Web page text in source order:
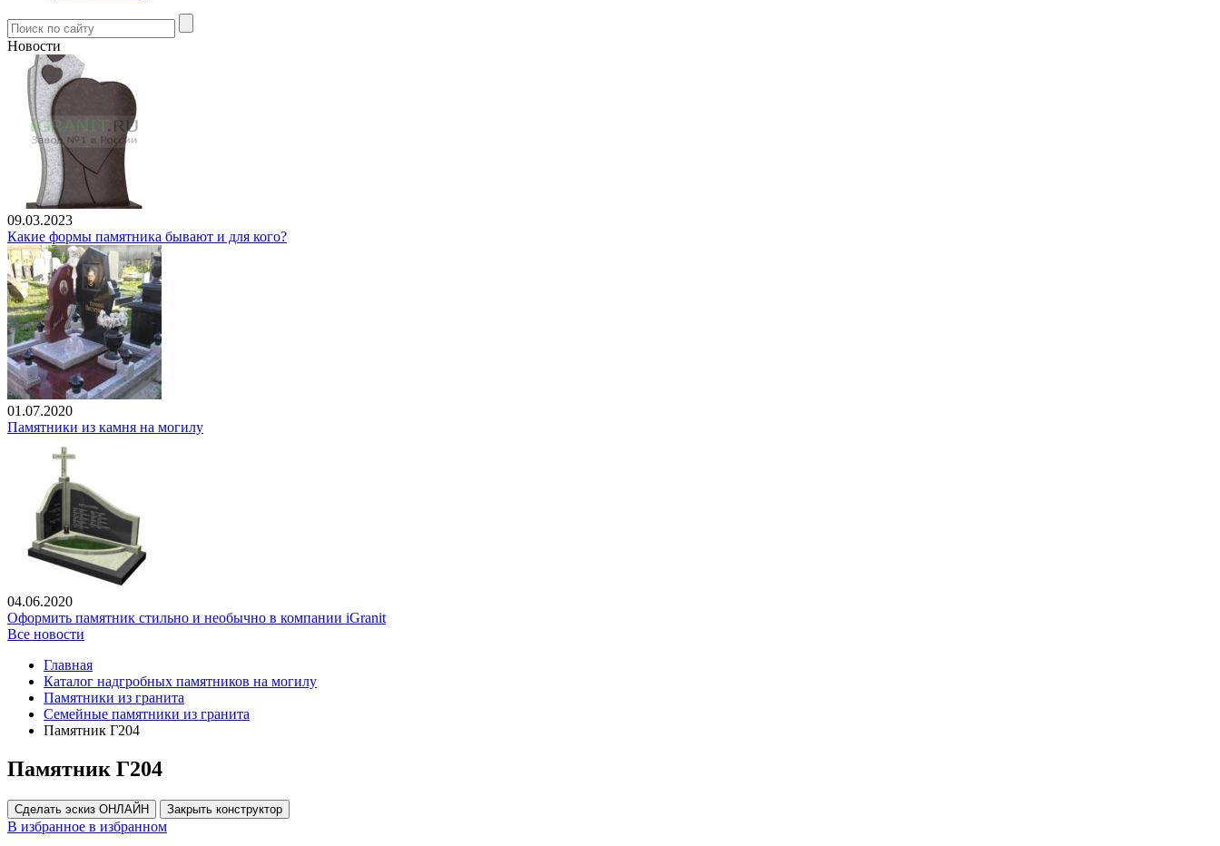
Новости
09.03.2023
Какие формы памятника бывают и для кого?
01.07.2020
Памятники из камня на могилу
04.06.2020
Оформить памятник стильно и необычно в компании iGranit
Все новости
Главная
Каталог надгробных памятников на могилу
Памятники из гранита
Семейные памятники из гранита
Памятник Г204
Памятник Г204
Сделать эскиз ОНЛАЙН Закрыть конструктор
В избранное в избранном